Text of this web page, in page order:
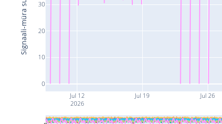
Jul 12
2026
Jul 19 Jul 26
0
10
20
30